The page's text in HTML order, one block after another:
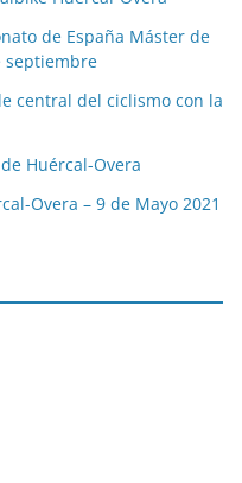
de España Máster de
septiembre
central del ciclismo con la
Huércal-Overa
Overa – 9 de Mayo 2021